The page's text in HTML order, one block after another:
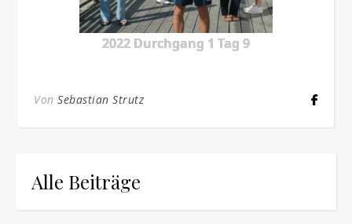
2022 Durchgang 1 Tag 9
Von Sebastian Strutz
Alle Beiträge